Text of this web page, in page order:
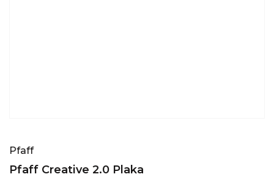
Pfaff
Pfaff Creative 2.0 Plaka